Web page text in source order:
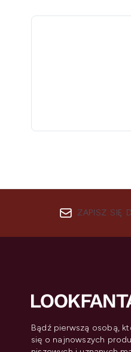
ZAPISZ SIĘ
Bądź pierwszą osobą,
się o najnowszych